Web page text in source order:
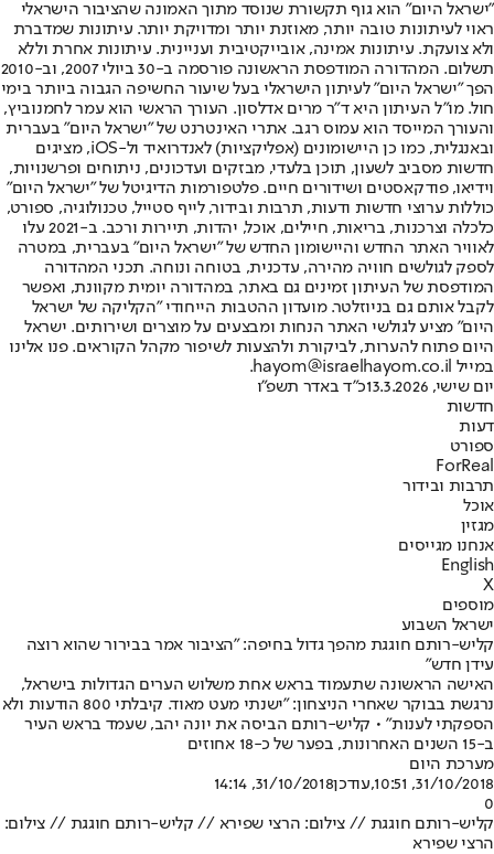
"ישראל היום" הוא גוף תקשורת שנוסד מתוך האמונה שהציבור הישראלי
ראוי לעיתונות טובה יותר, מאוזנת יותר ומדויקת יותר. עיתונות שמדברת
ולא צועקת. עיתונות אמינה, אובייקטיבית ועניינית. עיתונות אחרת וללא
תשלום. המהדורה המודפסת הראשונה פורסמה ב-30 ביולי 2007, וב-2010
הפך "ישראל היום" לעיתון הישראלי בעל שיעור החשיפה הגבוה ביותר בימי
חול. מו"ל העיתון היא ד"ר מרים אדלסון. העורך הראשי הוא עמר לחמנוביץ,
והעורך המייסד הוא עמוס רגב. אתרי האינטרנט של "ישראל היום" בעברית
ובאנגלית, כמו כן היישומונים (אפליקציות) לאנדרואיד ול-iOS, מציגים
חדשות מסביב לשעון, תוכן בלעדי, מבזקים ועדכונים, ניתוחים ופרשנויות,
וידיאו, פודקאסטים ושידורים חיים. פלטפורמות הדיגיטל של "ישראל היום"
כוללות ערוצי חדשות ודעות, תרבות ובידור, לייף סטייל, טכנולוגיה, ספורט,
כלכלה וצרכנות, בריאות, חיילים, אוכל, יהדות, תיירות ורכב. ב-2021 עלו
לאוויר האתר החדש והיישומון החדש של "ישראל היום" בעברית, במטרה
לספק לגולשים חוויה מהירה, עדכנית, בטוחה ונוחה. תכני המהדורה
המודפסת של העיתון זמינים גם באתר, במהדורה יומית מקוונת, ואפשר
לקבל אותם גם בניוזלטר. מועדון ההטבות הייחודי "הקליקה של ישראל
היום" מציע לגולשי האתר הנחות ומבצעים על מוצרים ושירותים. ישראל
היום פתוח להערות, לביקורת ולהצעות לשיפור מקהל הקוראים. פנו אלינו
במייל hayom@israelhayom.co.il.
יום שישי, 13.3.2026
כ"ד באדר תשפ"ו
חדשות
דעות
ספורט
ForReal
תרבות ובידור
אוכל
מגזין
אנחנו מגייסים
English
X
מוספים
ישראל השבוע
קליש-רותם חוגגת מהפך גדול בחיפה: "הציבור אמר בבירור שהוא רוצה
עידן חדש"
האישה הראשונה שתעמוד בראש אחת משלוש הערים הגדולות בישראל,
נרגשת בבוקר שאחרי הניצחון: "ישנתי מעט מאוד. קיבלתי 800 הודעות ולא
הספקתי לענות" • קליש-רותם הביסה את יונה יהב, שעמד בראש העיר
ב-15 השנים האחרונות, בפער של כ-18 אחוזים
מערכת היום
31/10/2018, 10:51
,עודכן31/10/2018, 14:14
0
קליש-רותם חוגגת // צילום: הרצי שפירא // קליש-רותם חוגגת // צילום:
הרצי שפירא